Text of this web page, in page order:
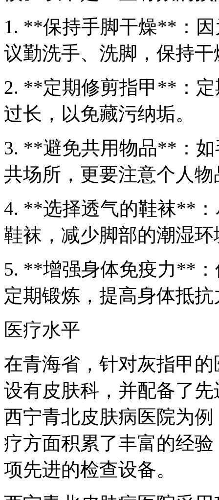
1. **保持手脚干燥**：
议勤洗手、洗脚，保持干
2. **定期修剪指甲**：
过长，以免藏污纳垢。
3. **避免共用物品**：
共场所，更要注意个人
4. **选择透气的鞋袜**
鞋袜，减少脚部的潮湿环
5. **增强身体免疫力**
定期锻炼，提高身体抵抗
医疗水平
在青海省，针对灰指甲
设有皮肤科，并配备了
西宁青北皮肤病医院为
疗方面积累了丰富的经
项先进的检查设备。